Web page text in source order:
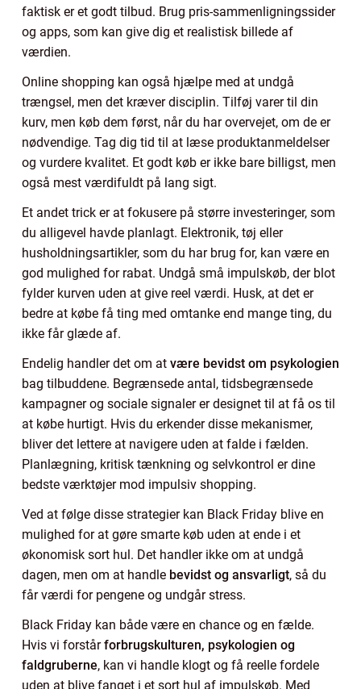
faktisk er et godt tilbud. Brug pris-sammenligningssider
og apps, som kan give dig et realistisk billede af
værdien.
Online shopping kan også hjælpe med at undgå
trængsel, men det kræver disciplin. Tilføj varer til din
kurv, men køb dem først, når du har overvejet, om de er
nødvendige. Tag dig tid til at læse produktanmeldelser
og vurdere kvalitet. Et godt køb er ikke bare billigst, men
også mest værdifuldt på lang sigt.
Et andet trick er at fokusere på større investeringer, som
du alligevel havde planlagt. Elektronik, tøj eller
husholdningsartikler, som du har brug for, kan være en
god mulighed for rabat. Undgå små impulskøb, der blot
fylder kurven uden at give reel værdi. Husk, at det er
bedre at købe få ting med omtanke end mange ting, du
ikke får glæde af.
Endelig handler det om at være bevidst om psykologien
bag tilbuddene. Begrænsede antal, tidsbegrænsede
kampagner og sociale signaler er designet til at få os til
at købe hurtigt. Hvis du erkender disse mekanismer,
bliver det lettere at navigere uden at falde i fælden.
Planlægning, kritisk tænkning og selvkontrol er dine
bedste værktøjer mod impulsiv shopping.
Ved at følge disse strategier kan Black Friday blive en
mulighed for at gøre smarte køb uden at ende i et
økonomisk sort hul. Det handler ikke om at undgå
dagen, men om at handle bevidst og ansvarligt, så du
får værdi for pengene og undgår stress.
Black Friday kan både være en chance og en fælde.
Hvis vi forstårforbrugskulturen, psykologien og
faldgruberne, kan vi handle klogt og få reelle fordele
uden at blive fanget i et sort hul af impulskøb. Med